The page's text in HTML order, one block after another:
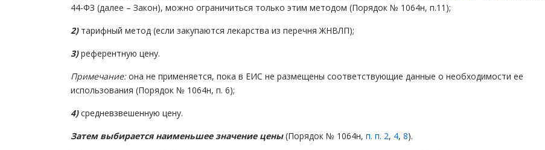
44-ФЗ (далее – Закон), можно ограничиться только этим методом (Порядок № 1064н, п.11);
2)тарифный метод (если закупаются лекарства из перечня ЖНВЛП);
3)референтную цену.
Примечание:она не применяется, пока в ЕИС не размещены соответствующие данные о необходимости ее
использования (Порядок № 1064н, п. 6);
4)средневзвешенную цену.
Затем выбирается наименьшее значение цены(Порядок № 1064н, п. п. 2, 4, 8).